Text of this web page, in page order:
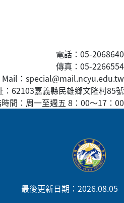
電話：05-2068640
傳真 ：05-2266554
Mail：special@mail.ncyu.edu.tw
：62103嘉義縣民雄鄉文隆村85號
間：周一至週五 8：00～17：00
最後更新日期：2026.08.05